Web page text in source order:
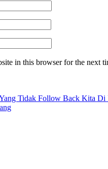
in this browser for the next
Tidak Follow Back Kita Di